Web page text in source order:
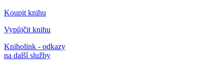
Koupit knihu
Vypůjčit knihu
Kniholink - odkazy
na další služby